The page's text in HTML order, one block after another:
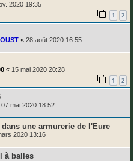
2020 19:35
1 2
« 28 août 2020 16:55
« 15 mai 2020 20:28
1 2
07 mai 2020 18:52
une armurerie de l'Eure
2020 13:16
à balles